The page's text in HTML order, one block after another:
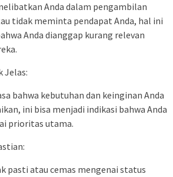
Anda dalam pengambilan
tidak meminta pendapat Anda, hal ini
Anda dianggap kurang relevan
Jelas:
bahwa kebutuhan dan keinginan Anda
ini bisa menjadi indikasi bahwa Anda
prioritas utama.
pasti atau cemas mengenai status